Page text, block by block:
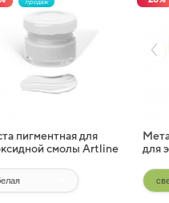
продаж
пигментная для
смолы Artline
для
(10 г)